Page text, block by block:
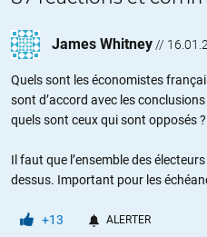
James Whitney //
Quels sont les économistes
sont d’accord avec les
quels sont ceux qui sont opposés ?
Il faut que l’ensemble des
dessus. Important pour les
+13 ALERTER